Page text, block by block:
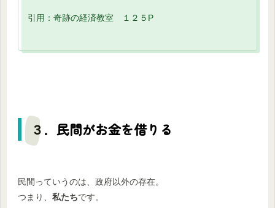
引用：奇跡の経済教室 １２５P
３．民間がお金を借りる
民間っていうのは、政府以外の存在。
つまり、 私たちです。